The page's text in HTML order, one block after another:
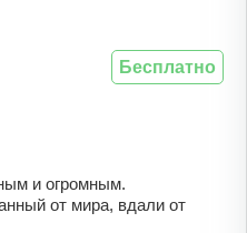
и огромным.
от мира, вдали от
Бесплатно